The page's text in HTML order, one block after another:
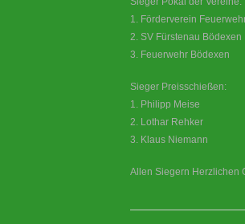
1. Förderverein
2. SV Fürstenau Bödexen
3. Feuerwehr Bödexen
Sieger Preisschießen:
1. Philipp Meise
2. Lothar Rehker
3. Klaus Niemann
Allen Siegern Herzlichen